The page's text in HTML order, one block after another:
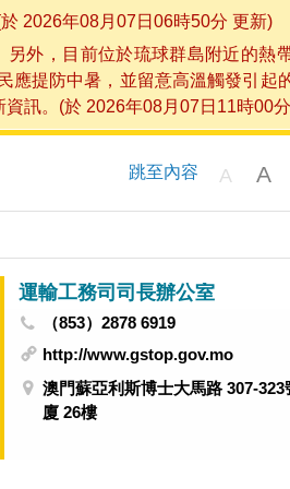
2026年08月07日06時50分 更新)
外，目前位於琉球群島附近的熱
應提防中暑，並留意高溫觸發引起
訊。(於 2026年08月07日11時00
跳至內容 A A
運輸工務司司長辦公室
（853）2878 6919
http://www.gstop.gov.mo
澳門蘇亞利斯博士大馬路 307-
廈 26樓